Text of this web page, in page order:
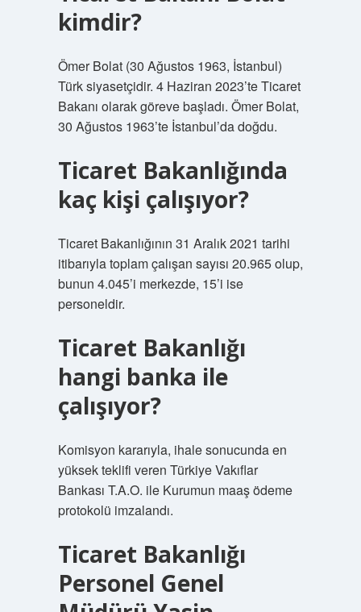
kimdir?
Ömer Bolat (30 Ağustos 1963, İstanbul)
Türk siyasetçidir. 4 Haziran 2023’te Ticaret
Bakanı olarak göreve başladı. Ömer Bolat,
30 Ağustos 1963’te İstanbul’da doğdu.
Ticaret Bakanlığında
kaç kişi çalışıyor?
Ticaret Bakanlığının 31 Aralık 2021 tarihi
itibarıyla toplam çalışan sayısı 20.965 olup,
bunun 4.045’i merkezde, 15’i ise
personeldir.
Ticaret Bakanlığı
hangi banka ile
çalışıyor?
Komisyon kararıyla, ihale sonucunda en
yüksek teklifi veren Türkiye Vakıflar
Bankası T.A.O. ile Kurumun maaş ödeme
protokolü imzalandı.
Ticaret Bakanlığı
Personel Genel